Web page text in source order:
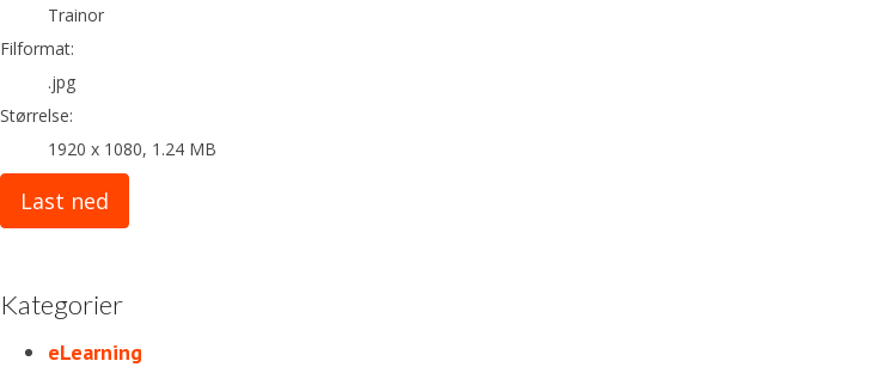
Trainor
Filformat:
.jpg
Størrelse:
1920 x 1080, 1.24 MB
Last ned
Kategorier
eLearning